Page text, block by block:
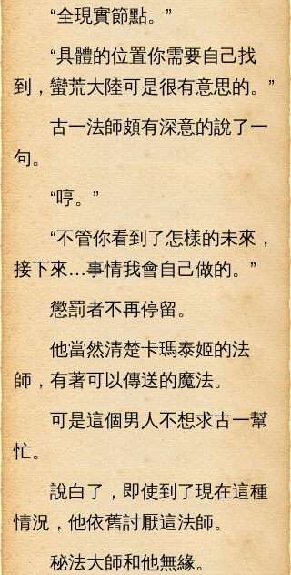
“全現實節點。”
“具體的位置你需要自己找
到，蠻荒大陸可是很有意思的。”
古一法師頗有深意的說了一
句。
“哼。”
“不管你看到了怎樣的未來，
接下來…事情我會自己做的。”
懲罰者不再停留。
他當然清楚卡瑪泰姬的法
師，有著可以傳送的魔法。
可是這個男人不想求古一幫
忙。
說白了，即使到了現在這種
情況，他依舊討厭這法師。
秘法大師和他無緣。